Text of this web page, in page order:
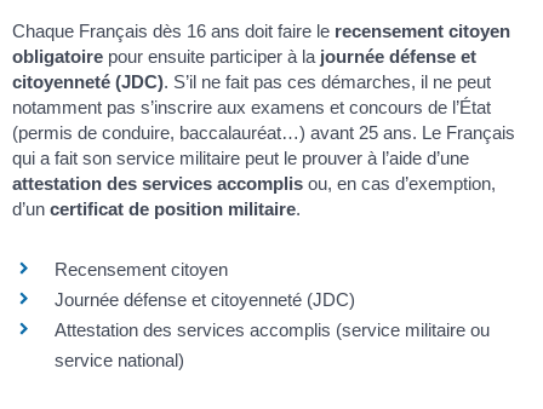
Chaque Français dès 16 ans doit faire le recensement citoyen
obligatoire pour ensuite participer à la journée défense et
citoyenneté (JDC). S’il ne fait pas ces démarches, il ne peut
notamment pas s’inscrire aux examens et concours de l’État
(permis de conduire, baccalauréat…) avant 25 ans. Le Français
qui a fait son service militaire peut le prouver à l’aide d’une
attestation des services accomplis ou, en cas d’exemption,
d’un certificat de position militaire.
Recensement citoyen
Journée défense et citoyenneté (JDC)
Attestation des services accomplis (service militaire ou
service national)